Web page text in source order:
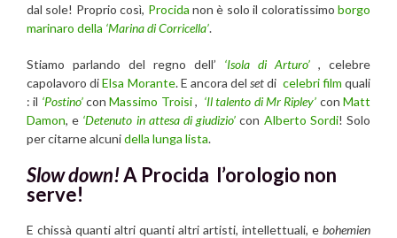
dal sole! Proprio così, Procida non è solo il coloratissimoborgo
marinaro della ‘Marina di Corricella’.
Stiamo parlando del regno dell’ ‘Isola di Arturo’ , celebre
capolavoro diElsa Morante. E ancora delsetdi celebri film quali
: il ‘Postino’conMassimo Troisi, ‘Il talento di Mr Ripley’ conMatt
Damon, e ‘Detenuto in attesa di giudizio’ con Alberto Sordi! Solo
per citarne alcunidella lunga lista.
Slow down!A Procida l’orologio non
serve!
E chissà quanti altri quanti altri artisti, intellettuali, e bohemien